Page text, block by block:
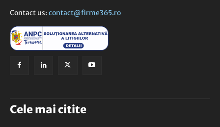
Contact us: contact@firme365.ro
Cele mai citite